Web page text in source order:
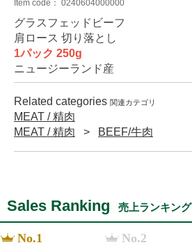
Item code： 0240604000000
グラスフェッドビーフ
肩ロース 切り落とし
1パック 250g
ニュージーランド産
Related categories 関連カテゴリ
MEAT / 精肉
MEAT / 精肉
BEEF/牛肉
Sales Ranking 売上ランキング
No.1 No.2